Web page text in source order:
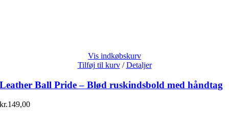
Vis indkøbskurv
Tilføj til kurv / Detaljer
Leather Ball Pride – Blød ruskindsbold med håndtag
kr.149,00